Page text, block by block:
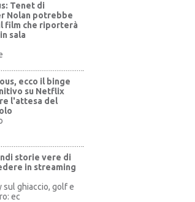
Tenet di
Nolan potrebbe
film che riporterà
sala
ecco il binge
su Netflix
l'attesa del
storie vere di
in streaming
sul ghiaccio, golf e
ec